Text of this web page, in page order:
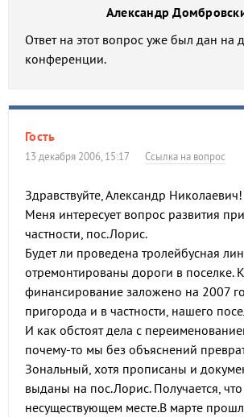
Александр
Ответ на этот вопрос уже был дан на
конференции.
Гость
13 декабря 2006, 15:17 Ссылка на вопрос
Здравствуйте, Александр Николаевич!
Меня интересует вопрос развития
частности, пос.Лорис.
Будет ли проведена тролейбусная
отремонтированы дороги в поселке.
финансирование заложено на 2007
пригорода и в частности, нашего
И как обстоят дела с
почему-то мы без объяснений
Зональный, хотя прописаны и
выданы на пос.Лорис. Получается,
несуществующем месте.В марте